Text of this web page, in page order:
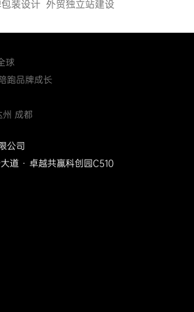
装设计 外贸独立站建设
球
跑品牌成长
成都
公司
道 · 卓越共赢科创园C510